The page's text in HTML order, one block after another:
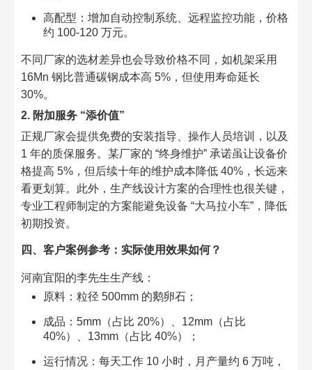
高配型：增加自动控制系统、远程监控功能，价格
约 100-120 万元。​
不同厂家的选材差异也会导致价格不同，如机架采用
16Mn 钢比普通碳钢成本高 5%，但使用寿命延长
30%。​
2. 附加服务 “添价值”​
正规厂家会提供免费的安装指导、操作人员培训，以及
1 年的质保服务。某厂家的 “终身维护” 承诺虽让设备价
格提高 5%，但后续十年的维护成本降低 40%，长远来
看更划算。此外，生产线设计方案的合理性也很关键，
专业工程师制定的方案能避免设备 “大马拉小车”，降低
初期投资。​
四、客户案例参考：实际使用效果如何？​
河南宜阳的李先生生产线：​
原料：粒径 500mm 的鹅卵石；​
成品：5mm（占比 20%）、12mm（占比
40%）、13mm（占比 40%）；​
运行情况：每天工作 10 小时，月产量约 6 万吨，